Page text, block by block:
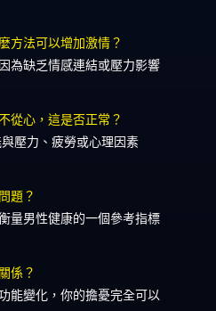
方法可以增加激情？
為缺乏情感連結或壓力影響
從心，這是否正常？
壓力、疲勞或心理因素
題？
量男性健康的一個參考指標
係？
能變化，你的擔憂完全可以